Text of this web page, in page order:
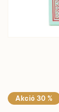
Akció 30 %